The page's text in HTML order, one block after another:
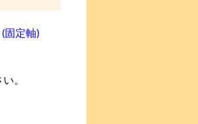
固定軸)
。